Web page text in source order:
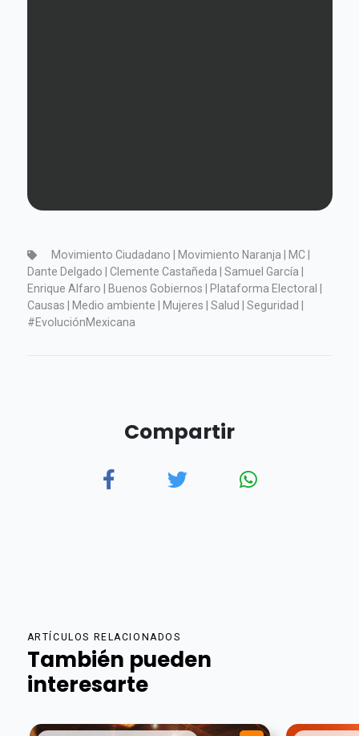
Movimiento Ciudadano | Movimiento Naranja | MC |
Dante Delgado | Clemente Castañeda | Samuel García |
Enrique Alfaro | Buenos Gobiernos | Plataforma Electoral |
Causas | Medio ambiente | Mujeres | Salud | Seguridad |
#EvoluciónMexicana
Compartir
ARTÍCULOS RELACIONADOS
También pueden
interesarte